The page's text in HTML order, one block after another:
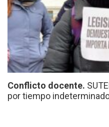
Conflicto docente.
por tiempo